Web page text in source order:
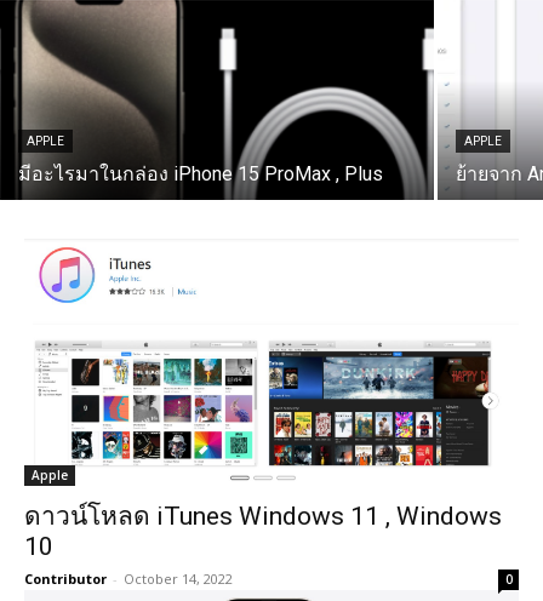
APPLE
มีอะไรมาในกล่อง iPhone 15 ProMax , Plus
APPLE
ย้ายจาก
Apple
ดาวน์โหลด iTunes Windows 11 , Windows
10
Contributor - October 14, 2022 0